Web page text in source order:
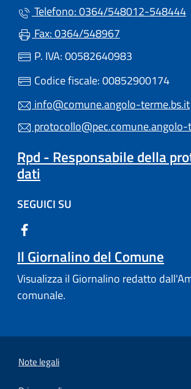
Telefono: 0364/548012-548444
Fax: 0364/548967
P. IVA: 00582640983
Codice fiscale: 00852900174
info@comune.angolo-terme.bs.it
Rpd - Responsabile della
dati
SEGUICI SU
Il Giornalino del Comune
Visualizza il Giornalino redatto
comunale.
Note legali